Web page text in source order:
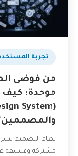
تجربة
من فوضى
موحدة: كيف
نظام التصميم ليس
مشتركة وفلسفة